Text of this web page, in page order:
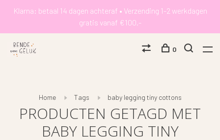
Klarna: betaal 14 dagen achteraf • Verzending 1-2 werkdagen
gratis vanaf €100,-
0
Home Tags baby legging tiny cottons
PRODUCTEN GETAGD MET
BABY LEGGING TINY